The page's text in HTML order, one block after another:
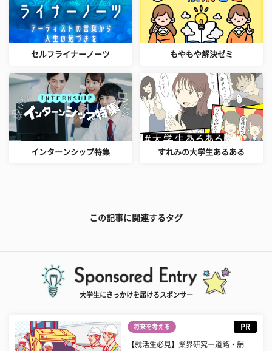
セルフライナーノーツ もやもや解決ゼミ
インターンシップ特集 すれみの大学生あるある
この記事に関連するタグ
大学生にきっかけを届けるスポンサー
将来を考える PR
【就活生必見】業界研究ー道路・舗